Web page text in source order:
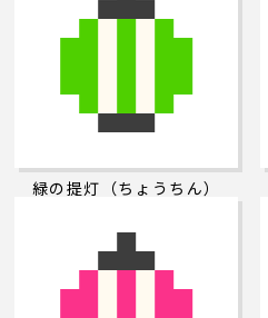
緑の提灯（ちょうちん）